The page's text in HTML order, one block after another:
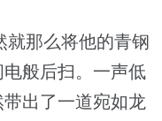
那么将他的青钢
般后扫。一声低
出了一道宛如龙